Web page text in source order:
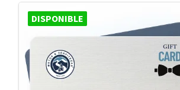
DISPONIBLE